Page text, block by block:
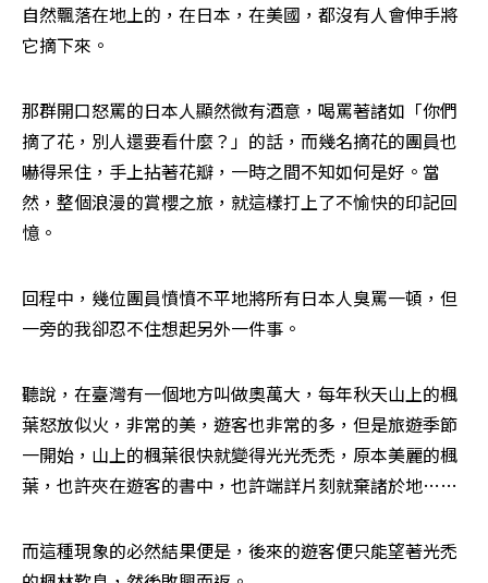
自然飄落在地上的，在日本，在美國，都沒有人會伸手將
它摘下來。
那群開口怒罵的日本人顯然微有酒意，喝罵著諸如「你們
摘了花，別人還要看什麼？」的話，而幾名摘花的團員也
嚇得呆住，手上拈著花瓣，一時之間不知如何是好。當
然，整個浪漫的賞櫻之旅，就這樣打上了不愉快的印記回
憶。
回程中，幾位團員憤憤不平地將所有日本人臭罵一頓，但
一旁的我卻忍不住想起另外一件事。
聽說，在臺灣有一個地方叫做奧萬大，每年秋天山上的楓
葉怒放似火，非常的美，遊客也非常的多，但是旅遊季節
一開始，山上的楓葉很快就變得光光禿禿，原本美麗的楓
葉，也許夾在遊客的書中，也許端詳片刻就棄諸於地……
而這種現象的必然結果便是，後來的遊客便只能望著光禿